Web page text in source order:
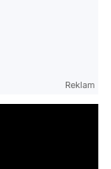
Reklam